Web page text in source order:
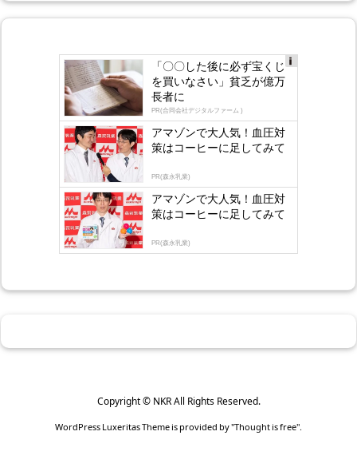
gly
「〇〇した後に必ず宝くじ
を買いなさい」貧乏が億万
長者に
PR(合同会社デジタルファーム )
アマゾンで大人気！血圧対
策はコーヒーに足してみて
PR(森永乳業)
アマゾンで大人気！血圧対
策はコーヒーに足してみて
PR(森永乳業)
Copyright © NKRAll Rights Reserved.
WordPress Luxeritas Theme is provided by "Thought is free".